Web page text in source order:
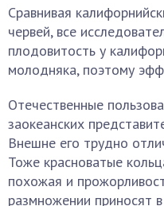
Сравнивая
червей, все
плодовитость у
молодняка, поэтому
Отечественные
заокеанских
Внешне его трудно
Тоже красноватые
похожая и
размножении